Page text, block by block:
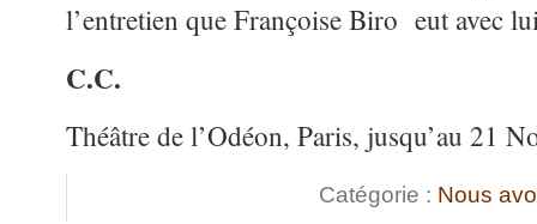
l’entretien que Françoise Biro eut avec
C.C.
Théâtre de l’Odéon, Paris, jusqu’au 21
Catégorie : Nous